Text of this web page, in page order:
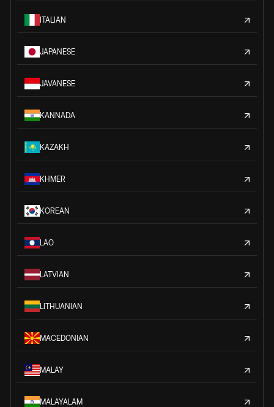
ITALIAN
JAPANESE
JAVANESE
KANNADA
KAZAKH
KHMER
KOREAN
LAO
LATVIAN
LITHUANIAN
MACEDONIAN
MALAY
MALAYALAM